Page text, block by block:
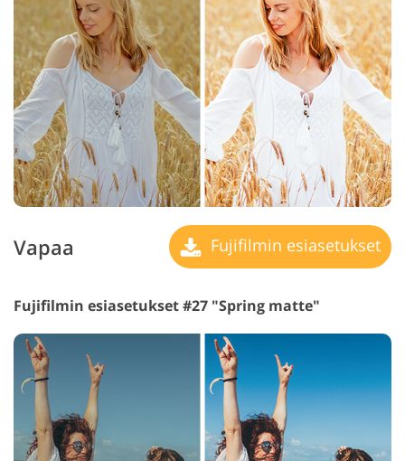
Vapaa Fujifilmin esiasetukset
Fujifilmin esiasetukset #27 "Spring matte"